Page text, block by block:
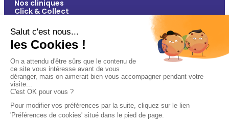
Nos cliniques
Click & Collect
Vos avantages
Conseils
Paiement 100% sécurisé